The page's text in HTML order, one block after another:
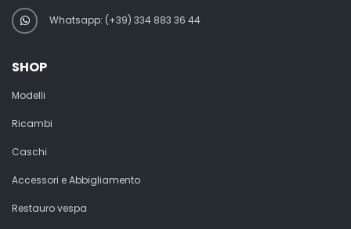
Whatsapp: (+39) 334 883 36 44
SHOP
Modelli
Ricambi
Caschi
Accessori e Abbigliamento
Restauro vespa